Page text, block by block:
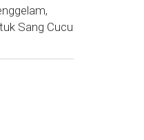
Sang Cucu